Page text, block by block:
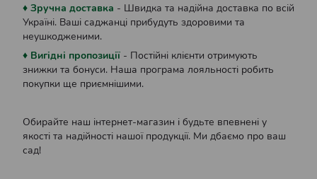
♦ Зручна доставка - Швидка та надійна доставка по всій
Україні. Ваші саджанці прибудуть здоровими та
неушкодженими.
♦ Вигідні пропозиції - Постійні клієнти отримують
знижки та бонуси. Наша програма лояльності робить
покупки ще приємнішими.
Обирайте наш інтернет-магазин і будьте впевнені у
якості та надійності нашої продукції. Ми дбаємо про ваш
сад!